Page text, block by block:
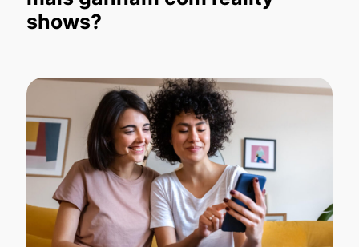
shows?